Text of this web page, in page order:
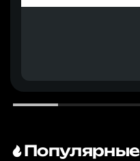
Популярные